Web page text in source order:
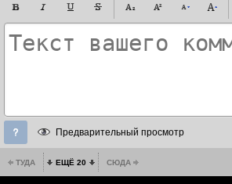
Предварительный просмотр
ТУДА ЕЩЁ 20 СЮДА